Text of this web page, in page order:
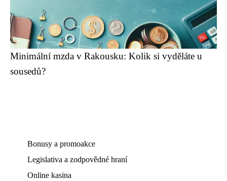
Minimální mzda v Rakousku: Kolik si vyděláte u
sousedů?
Bonusy a promoakce
Legislativa a zodpovědné hraní
Online kasina